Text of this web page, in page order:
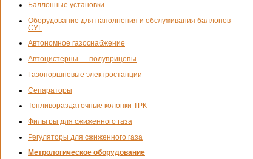
Баллонные установки
Оборудование для наполнения и обслуживания баллонов
СУГ
Автономное газоснабжение
Автоцистерны — полуприцепы
Газопоршневые электростанции
Сепараторы
Топливораздаточные колонки ТРК
Фильтры для сжиженного газа
Регуляторы для сжиженного газа
Метрологическое оборудование